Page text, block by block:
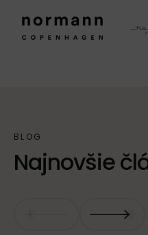
Najnovšie